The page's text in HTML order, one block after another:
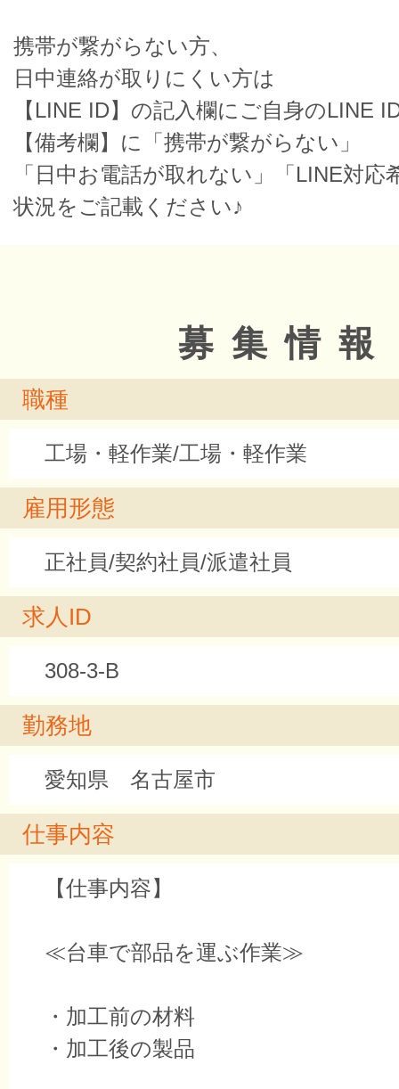
携帯が繋がらない方、
日中連絡が取りにくい方は
【LINE ID】の記入欄にご自身のLINE
【備考欄】に「携帯が繋がらない」
「日中お電話が取れない」「LINE対応
状況をご記載ください♪
募集情報
職種
工場・軽作業/工場・軽作業
雇用形態
正社員/契約社員/派遣社員
求人ID
308-3-B
勤務地
愛知県 名古屋市
仕事内容
【仕事内容】
≪台車で部品を運ぶ作業≫
・加工前の材料
・加工後の製品